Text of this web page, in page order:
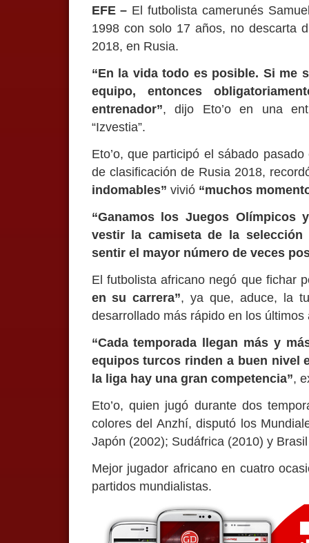
EFE – El futbolista camerunés
1998 con solo 17 años, no descarta
2018, en Rusia.
“En la vida todo es posible. Si me
equipo, entonces
entrenador”, dijo Eto’o en una
“Izvestia”.
Eto’o, que participó el sábado
de clasificación de Rusia 2018,
indomables” vivió “muchos
“Ganamos los Juegos
vestir la camiseta de la
sentir el mayor número de veces
El futbolista africano negó que fichar
en su carrera”, ya que, aduce, la
desarrollado más rápido en los últimos
“Cada temporada llegan más y
equipos turcos rinden a buen nivel
la liga hay una gran competencia”,
Eto’o, quien jugó durante dos
colores del Anzhí, disputó los
Japón (2002); Sudáfrica (2010) y
Mejor jugador africano en cuatro
partidos mundialistas.